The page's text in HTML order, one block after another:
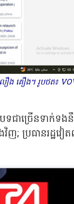
លឿង គឿង។ រូបថត៖
ជាច្រើនទាក់ទង
ញ; ប្រធានរដ្ឋវ